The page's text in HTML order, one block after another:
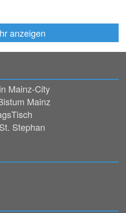
anzeigen
Mainz-City
Mainz
Stephan